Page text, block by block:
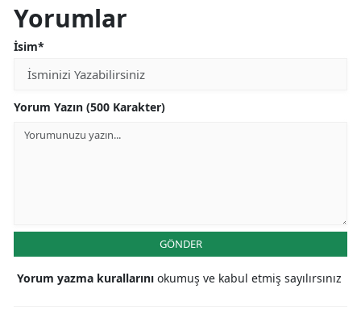
Yorumlar
İsim*
Yorum Yazın (500 Karakter)
GÖNDER
Yorum yazma kurallarını okumuş ve kabul etmiş sayılırsınız